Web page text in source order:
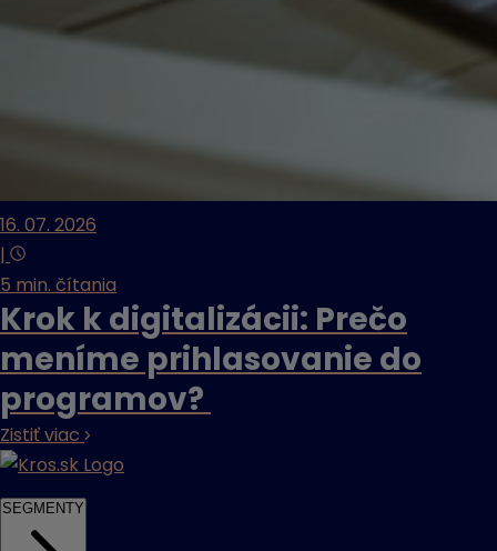
16. 07. 2026
|
5 min. čítania
Krok k digitalizácii: Prečo
meníme prihlasovanie do
programov?
Zistiť viac
SEGMENTY